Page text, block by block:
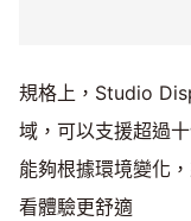
規格上，Studio
域，可以支援超過
能夠根據環境變化
看體驗更舒適